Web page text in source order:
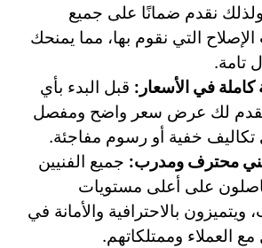
ولذلك نقدم ضمانًا على جميع
التي نقوم بها، مما يمنحك
تامة.
في الأسعار: قبل البدء بأي
لك عرض سعر واضح ومفصل
خفية أو رسوم مفاجئة.
محترف ومدرب: جميع الفنيين
على أعلى مستويات
ويتميزون بالاحترافية والأمانة في
مع العملاء وممتلكاتهم.